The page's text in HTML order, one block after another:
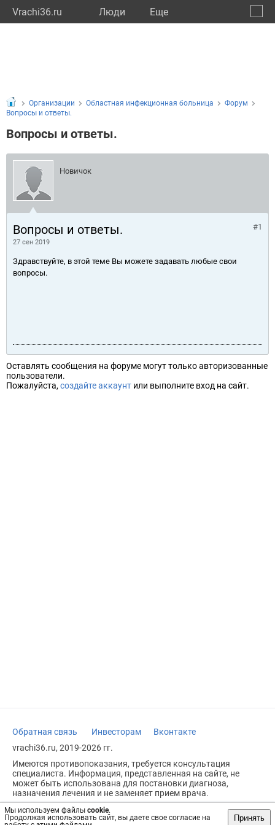
Vrachi36.ru Люди Eще
Мы используем файлы cookie.
Продолжая использовать сайт, вы даете свое согласие на
Принять
Организации Областная инфекционная больница
Форум
Вопросы и ответы.
Вопросы и ответы.
Новичок
Вопросы и ответы.
27 сен 2019
#1
Здравствуйте, в этой теме Вы можете задавать любые свои
вопросы.
Оставлять сообщения на форуме могут только авторизованные
пользователи.
Пожалуйста, создайте аккаунт или выполните вход на сайт.
Обратная связь Инвесторам
Вконтакте
vrachi36.ru, 2019-2026 гг.
Имеются противопоказания, требуется консультация
специалиста. Информация, представленная на сайте, не
может быть использована для постановки диагноза,
назначения лечения и не заменяет прием врача.
Возрастное ограничение: 18+